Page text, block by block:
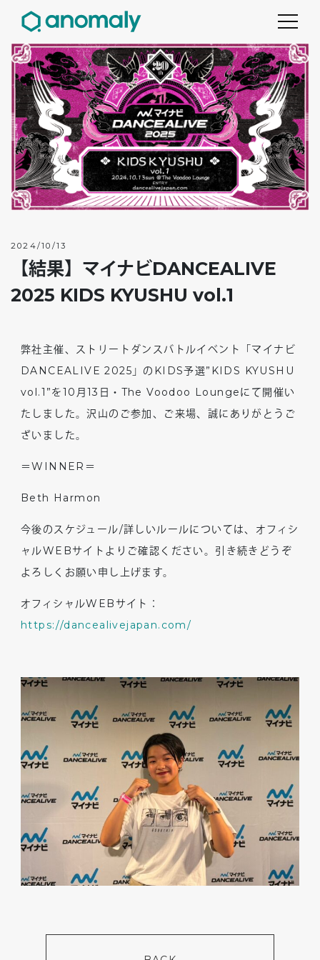
2024/10/13
【結果】マイナビDANCEALIVE
2025 KIDS KYUSHU vol.1
弊社主催、ストリートダンスバトルイベント「マイナビ
DANCEALIVE 2025」のKIDS予選”KIDS KYUSHU
vol.1”を10月13日・The Voodoo Loungeにて開催い
たしました。沢山のご参加、ご来場、誠にありがとうご
ざいました。
＝WINNER＝
Beth Harmon
今後のスケジュール/詳しいルールについては、オフィシ
ャルWEBサイトよりご確認ください。引き続きどうぞ
よろしくお願い申し上げます。
オフィシャルWEBサイト：
https://dancealivejapan.com/